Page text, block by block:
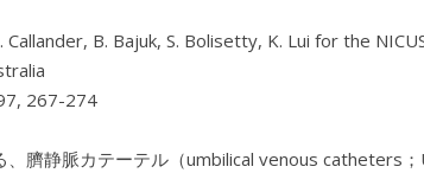
Callander, B. Bajuk, S. Bolisetty, K. Lui for the
267-274
臍静脈カテーテル（umbilical venous catheters